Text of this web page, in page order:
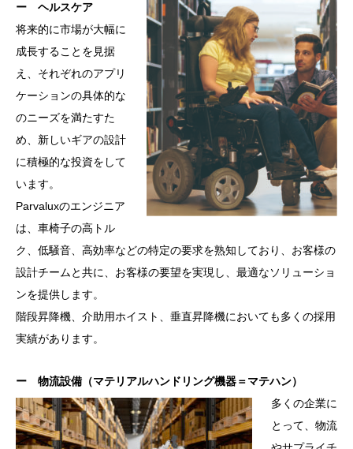
ー ヘルスケア
将来的に市場が大幅に
成長することを見据
え、それぞれのアプリ
ケーションの具体的な
のニーズを満たすた
め、新しいギアの設計
に積極的な投資をして
います。
Parvaluxのエンジニア
は、車椅子の高トル
ク、低騒音、高効率などの特定の要求を熟知しており、お客様の
設計チームと共に、お客様の要望を実現し、最適なソリューショ
ンを提供します。
階段昇降機、介助用ホイスト、垂直昇降機においても多くの採用
実績があります。
ー 物流設備（マテリアルハンドリング機器＝マテハン）
多くの企業に
とって、物流